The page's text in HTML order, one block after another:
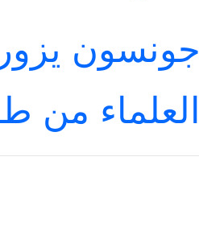
جونسون
العلماء من